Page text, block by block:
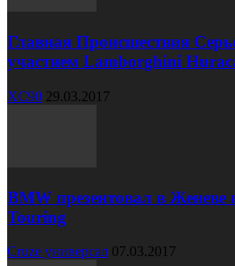
Главная Происшествия
участием Lamborghini
XC90 29.03.2017
BMW презентовал в Женеве
Touring
Cruze универсал 07.03.2017